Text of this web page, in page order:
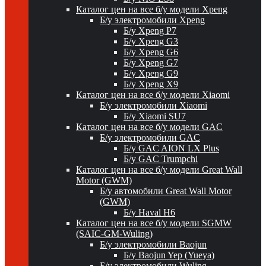
Каталог цен на все б/у модели Xpeng
Б/у электромобили Xpeng
Б/у Xpeng P7
Б/у Xpeng G3
Б/у Xpeng G6
Б/у Xpeng G7
Б/у Xpeng G9
Б/у Xpeng X9
Каталог цен на все б/у модели Xiaomi
Б/у электромобили Xiaomi
Б/у Xiaomi SU7
Каталог цен на все б/у модели GAC
Б/у электромобили GAC
Б/у GAC AION LX Plus
Б/у GAC Trumpchi
Каталог цен на все б/у модели Great Wall
Motor (GWM)
Б/у автомобили Great Wall Motor
(GWM)
Б/у Haval H6
Каталог цен на все б/у модели SGMW
(SAIC-GM-Wuling)
Б/у электромобили Baojun
Б/у Baojun Yep (Yueya)